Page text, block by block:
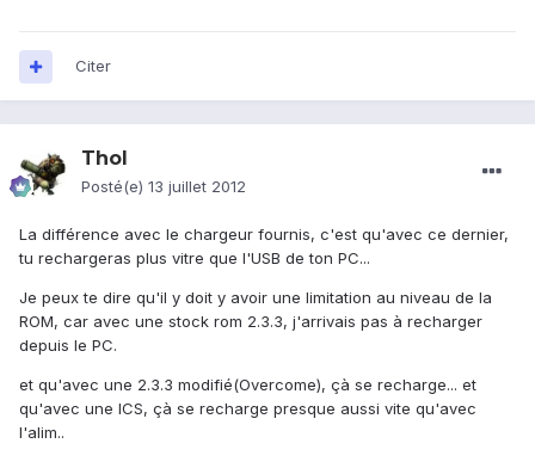
Citer
Thol
Posté(e) 13 juillet 2012
La différence avec le chargeur fournis, c'est qu'avec ce dernier,
tu rechargeras plus vitre que l'USB de ton PC...
Je peux te dire qu'il y doit y avoir une limitation au niveau de la
ROM, car avec une stock rom 2.3.3, j'arrivais pas à recharger
depuis le PC.
et qu'avec une 2.3.3 modifié(Overcome), çà se recharge... et
qu'avec une ICS, çà se recharge presque aussi vite qu'avec
l'alim..